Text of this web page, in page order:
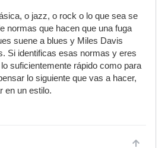
o jazz, o rock o lo que sea se
normas que hacen que una fuga
suene a blues y Miles Davis
Si identificas esas normas y eres
suficientemente rápido como para
lo siguiente que vas a hacer,
en un estilo.